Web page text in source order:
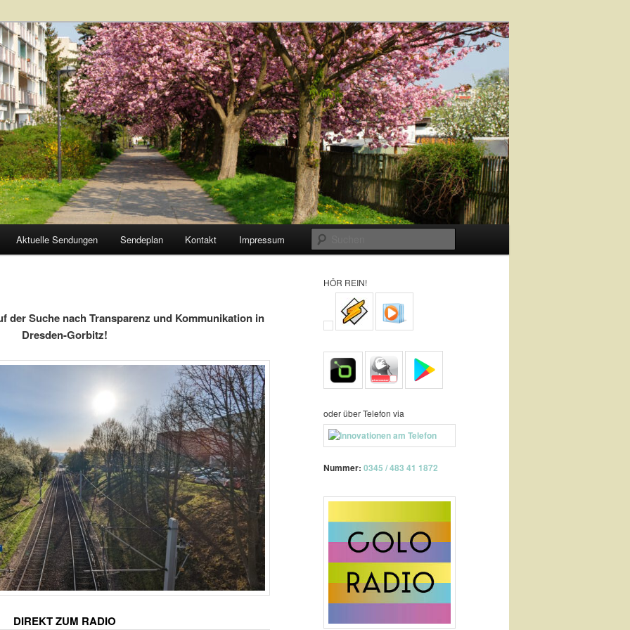
Aktuelle Sendungen Sendeplan Kontakt Impressum
der Suche nach Transparenz und Kommunikation in
Dresden-Gorbitz!
DIREKT ZUM RADIO
HÖR REIN!
oder über Telefon via
Nummer: 0345 / 483 41 1872